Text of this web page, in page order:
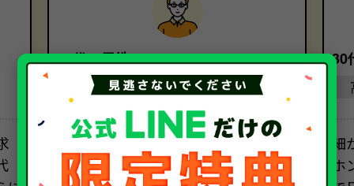
40代・男性
高知県
担当者の方の電話対応は素晴らし
く、安心してお取引を進めることがで
30